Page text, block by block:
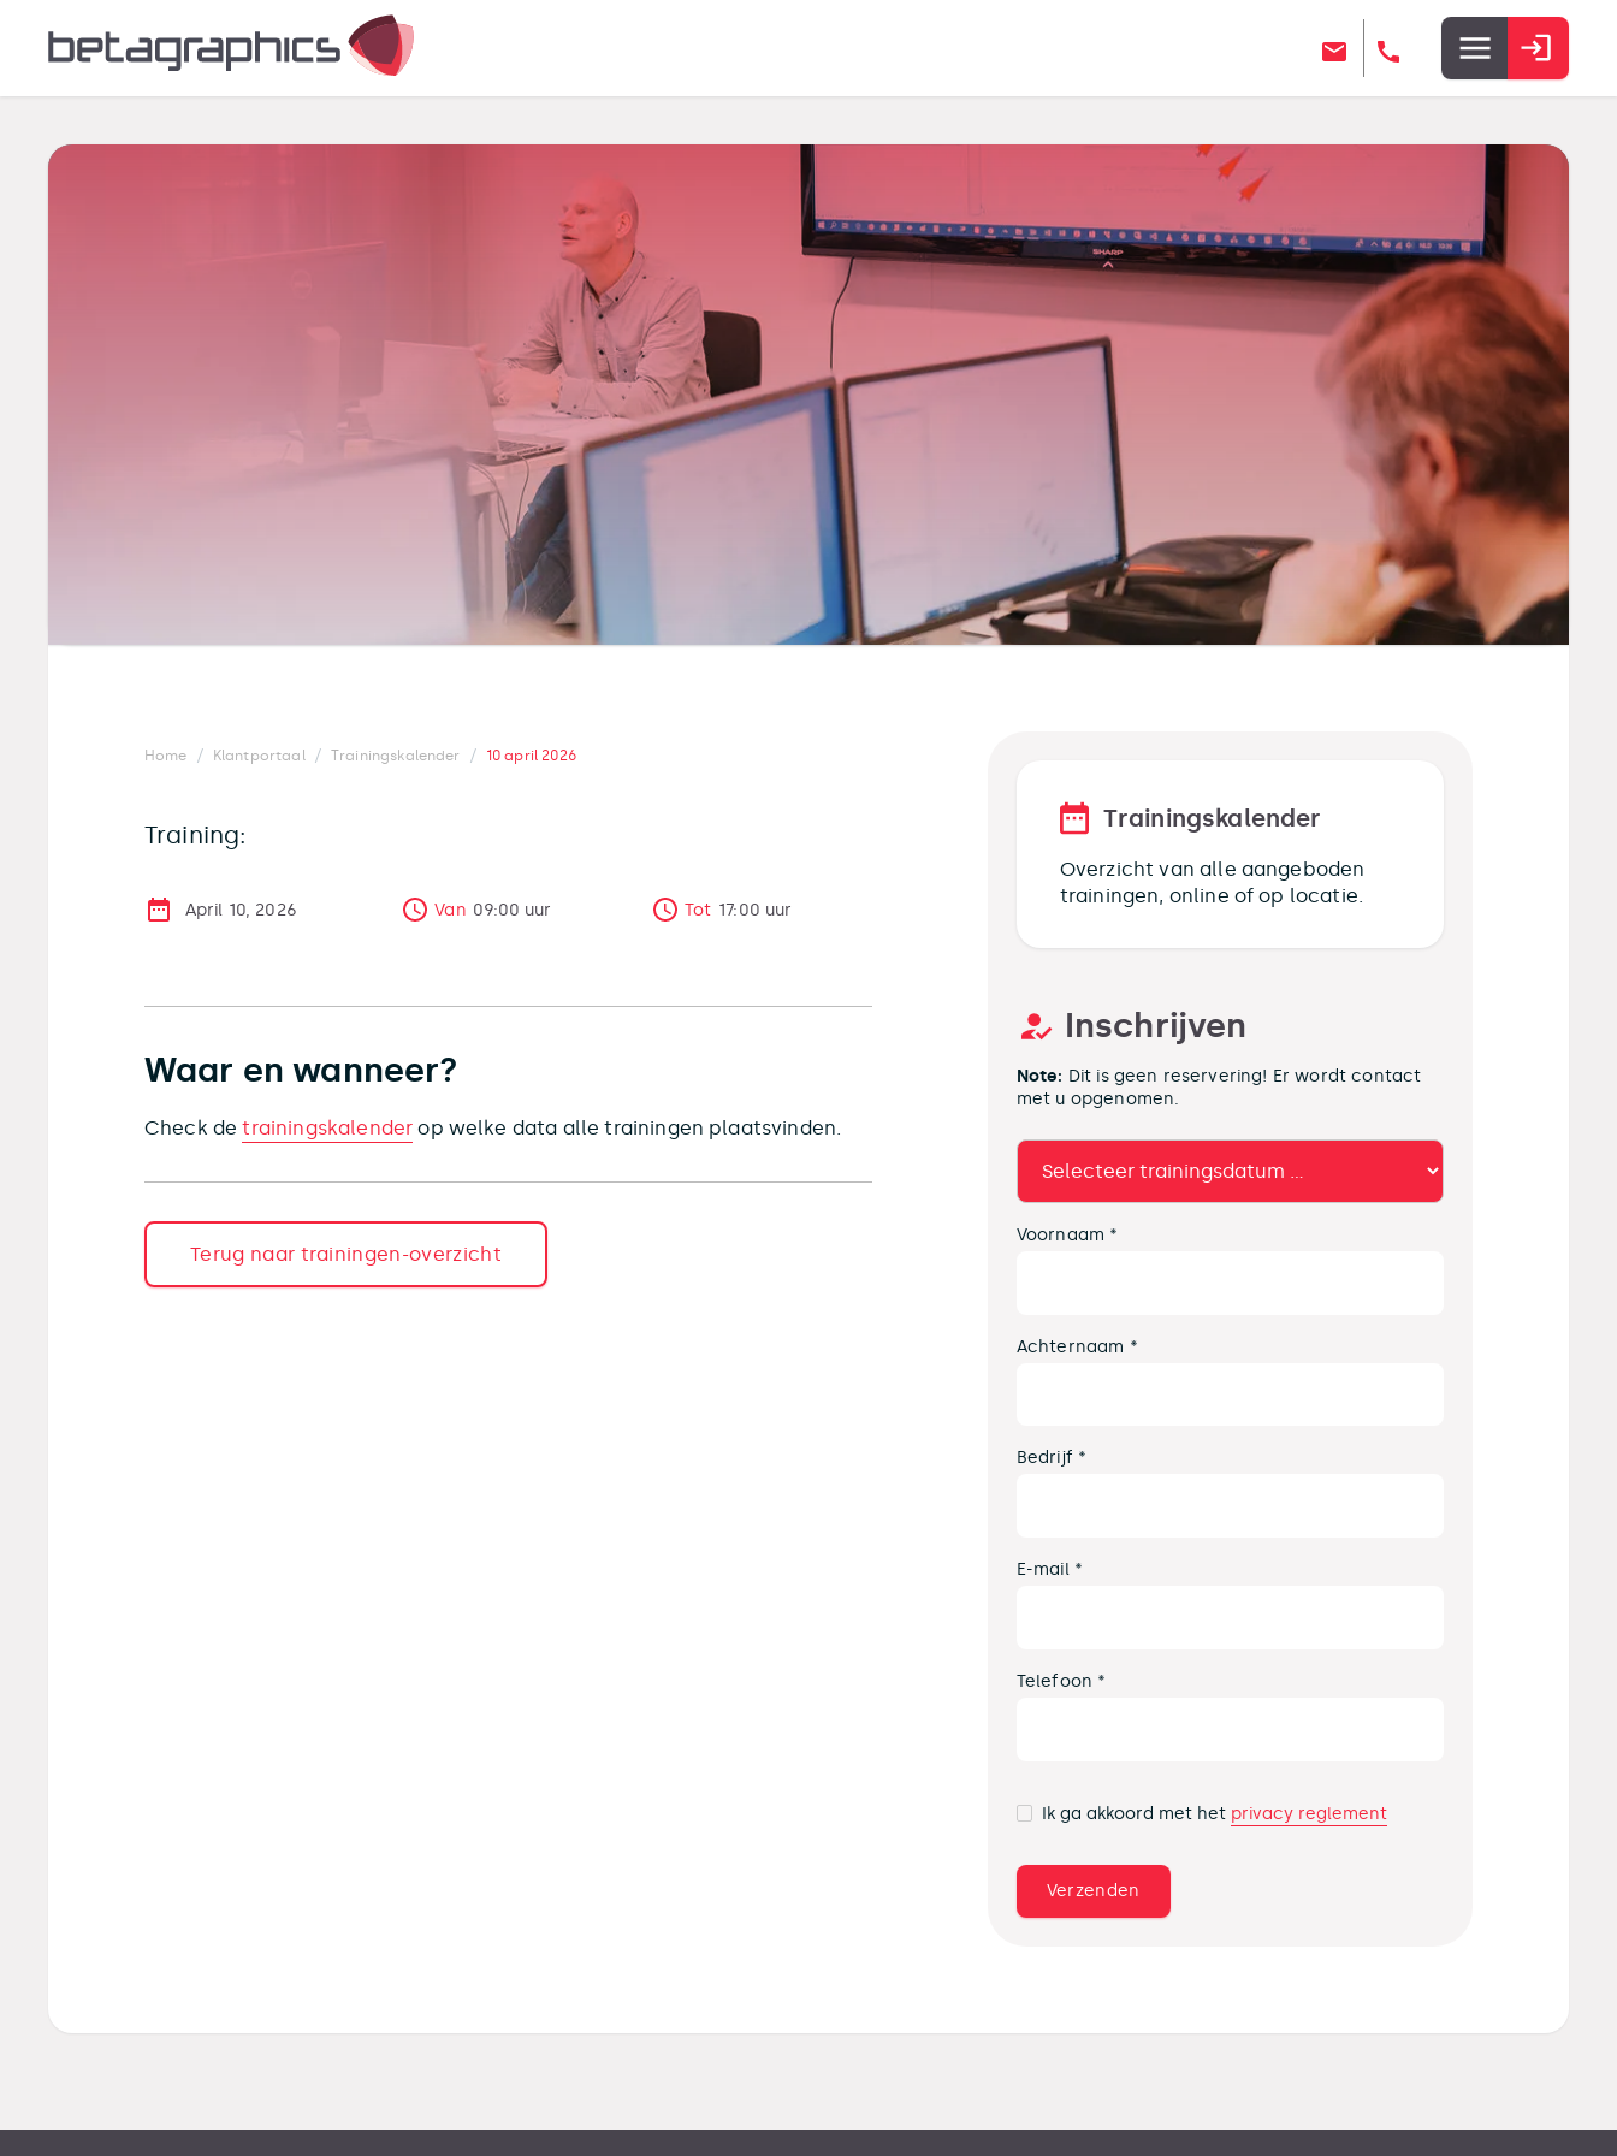
Home / Klantportaal / Trainingskalender / 10 april 2026
Training:
April 10, 2026 Van 09:00 uur Tot 17:00 uur
Waar en wanneer?
Check detrainingskalender op welke data alle trainingen plaatsvinden.
Terug naar trainingen-overzicht
Trainingskalender
Overzicht van alle aangeboden
trainingen, online of op locatie.
Inschrijven
Note: Dit is geen reservering! Er wordt contact
met u opgenomen.
Voornaam *
Achternaam *
Bedrijf *
E-mail *
Telefoon *
Ik ga akkoord met het privacy reglement